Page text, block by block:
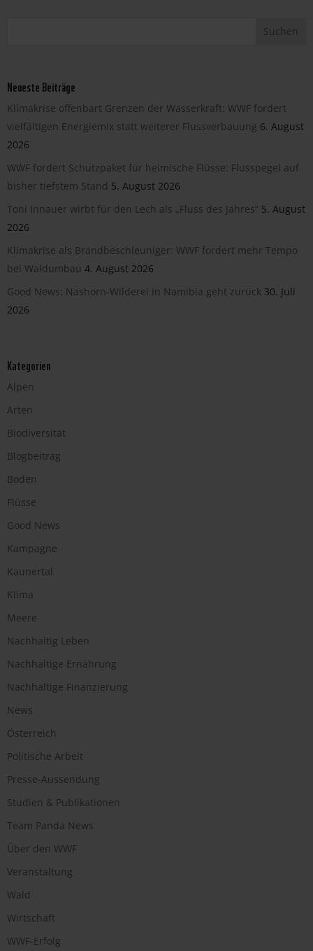
Neueste Beiträge
Klimakrise offenbart Grenzen der Wasserkraft: WWF fordert
vielfältigen Energiemix statt weiterer Flussverbauung 6. August
2026
WWF fordert Schutzpaket für heimische Flüsse: Flusspegel auf
bisher tiefstem Stand 5. August 2026
Toni Innauer wirbt für den Lech als „Fluss des Jahres“ 5. August
2026
Klimakrise als Brandbeschleuniger: WWF fordert mehr Tempo
bei Waldumbau 4. August 2026
Good News: Nashorn-Wilderei in Namibia geht zurück 30. Juli
2026
Kategorien
Alpen
Arten
Biodiversität
Blogbeitrag
Boden
Flüsse
Good News
Kampagne
Kaunertal
Klima
Meere
Nachhaltig Leben
Nachhaltige Ernährung
Nachhaltige Finanzierung
News
Österreich
Politische Arbeit
Presse-Aussendung
Studien & Publikationen
Team Panda News
Über den WWF
Veranstaltung
Wald
Wirtschaft
WWF-Erfolg